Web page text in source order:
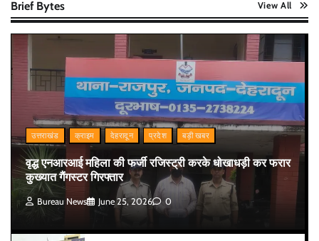
Brief Bytes View All
उत्तराखंड क्राइम देहरादून प्रदेश बड़ी खबर
वृद्ध एनआरआई महिला की फर्जी रजिस्ट्री करके धोखाधड़ी कर फरार
कुख्यात गैंगस्टर गिरफ्तार
Bureau News June 25, 2026 0